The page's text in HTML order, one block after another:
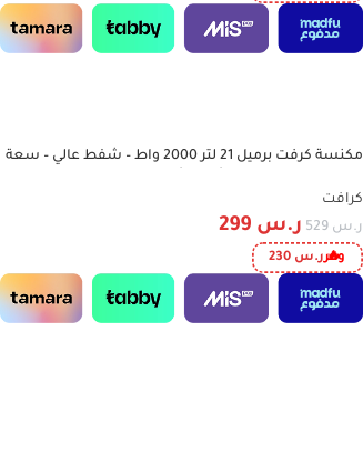
-43%
مكنسة كرفت برميل 21 لتر 2000 واط – شفط عالي – سعة
CDVC21L2000WM
كرافت
ر.س 529 ر.س 299
وفرر.س